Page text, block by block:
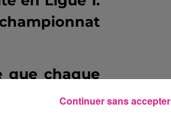
que chaque
�quipes
de Pablo
Continuer sans accepter